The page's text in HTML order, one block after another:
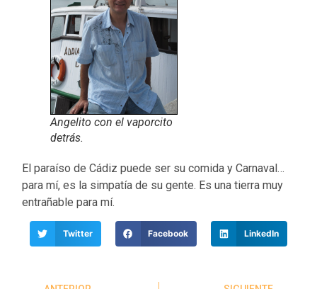
Angelito con el vaporcito
detrás.
El paraíso de Cádiz puede ser su comida y Carnaval…
para mí, es la simpatía de su gente. Es una tierra muy
entrañable para mí.
Twitter Facebook LinkedIn